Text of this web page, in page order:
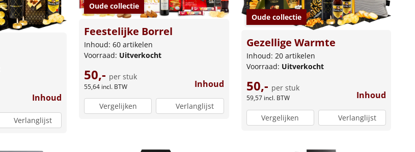
Inhoud
Verlanglijst
Oude collectie
Feestelijke Borrel
Inhoud: 60 artikelen
Voorraad: Uitverkocht
50,- per stuk
55,64 incl. BTW Inhoud
Vergelijken Verlanglijst
Oude collectie
Gezellige Warmte
Inhoud: 20 artikelen
Voorraad: Uitverkocht
50,- per stuk
59,57 incl. BTW Inhoud
Vergelijken Verlanglijst